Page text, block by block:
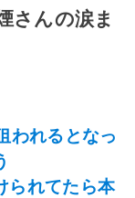
さんの涙ま
われるとなっ
られてたら本